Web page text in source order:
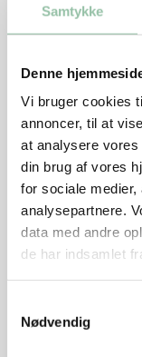
Samtykke
Denne
Vi bruger cookies
annoncer, til at
at analysere
din brug af vores
for sociale medier,
analysepartnere.
data med andre
de har indsamlet
Nødvendig
Skærevejledning